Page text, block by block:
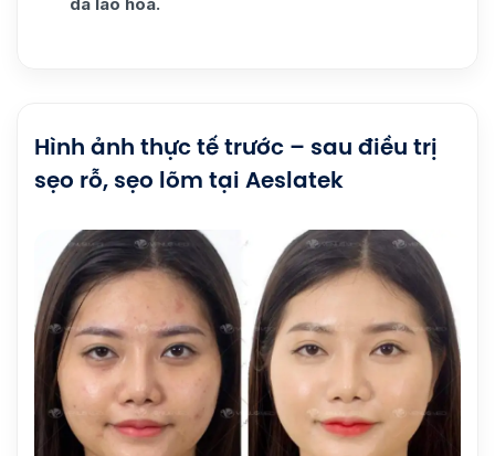
Hình ảnh thực tế trước – sau điều trị
sẹo rỗ, sẹo lõm tại Aeslatek